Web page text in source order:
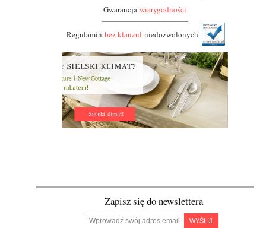
Gwarancjawiarygodności
Regulaminbez klauzul niedozwolonych
Zapisz się do newslettera
WYŚLIJ